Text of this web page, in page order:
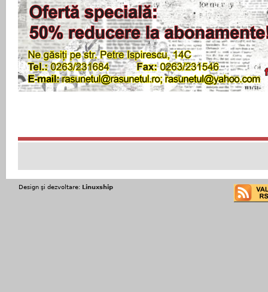
Design şi dezvoltare: Linuxship